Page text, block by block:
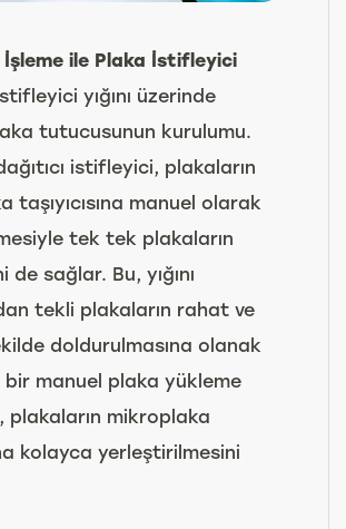
İşleme ile Plaka İstifleyici
yığını üzerinde
tutucusunun kurulumu.
istifleyici, plakaların
taşıyıcısına manuel olarak
tek tek plakaların
de sağlar. Bu, yığını
tekli plakaların rahat ve
doldurulmasına olanak
bir manuel plaka yükleme
mikroplaka
kolayca yerleştirilmesini